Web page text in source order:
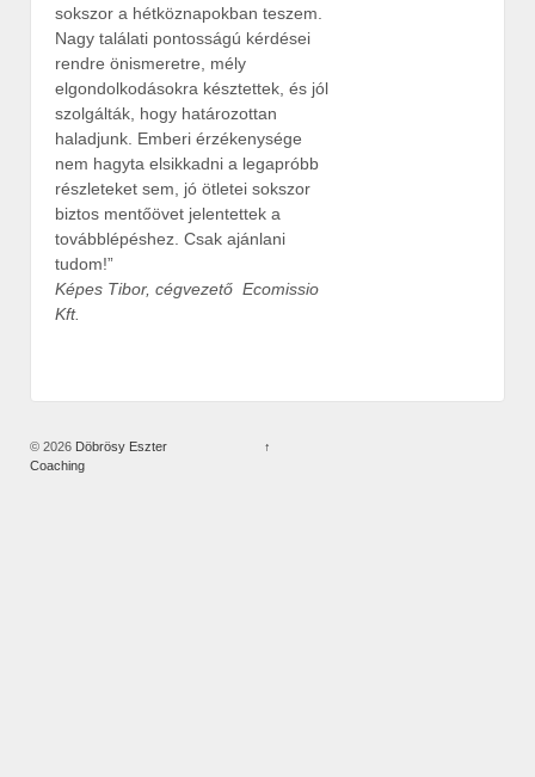
sokszor a hétköznapokban teszem.
Nagy találati pontosságú kérdései
rendre önismeretre, mély
elgondolkodásokra késztettek, és jól
szolgálták, hogy határozottan
haladjunk. Emberi érzékenysége
nem hagyta elsikkadni a legapróbb
részleteket sem, jó ötletei sokszor
biztos mentőövet jelentettek a
továbblépéshez. Csak ajánlani
tudom!”
Képes Tibor, cégvezető Ecomissio
Kft.
© 2026 Döbrösy Eszter
Coaching
↑